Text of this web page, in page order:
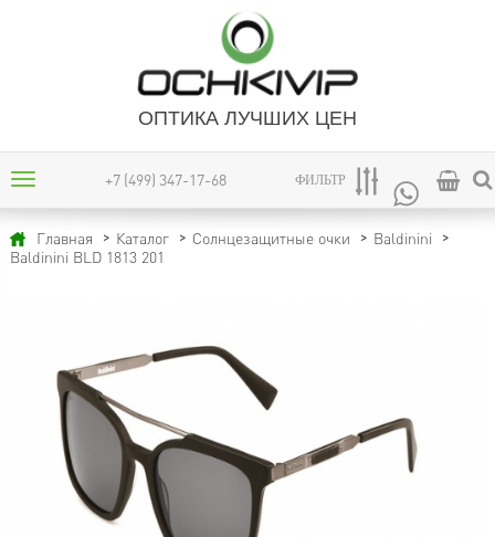
ОПТИКА ЛУЧШИХ ЦЕН
+7 (499) 347-17-68 ФИЛЬТР
Главная Каталог Солнцезащитные очки
Baldinini
Baldinini BLD 1813 201